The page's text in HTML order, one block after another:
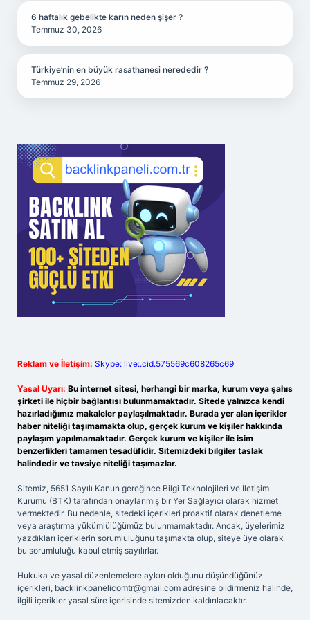
6 haftalık gebelikte karın neden şişer ?
Temmuz 30, 2026
Türkiye’nin en büyük rasathanesi nerededir ?
Temmuz 29, 2026
Reklam ve İletişim: Skype: live:.cid.575569c608265c69
Yasal Uyarı: Bu internet sitesi, herhangi bir marka, kurum veya şahıs
şirketi ile hiçbir bağlantısı bulunmamaktadır. Sitede yalnızca kendi
hazırladığımız makaleler paylaşılmaktadır. Burada yer alan içerikler
haber niteliği taşımamakta olup, gerçek kurum ve kişiler hakkında
paylaşım yapılmamaktadır. Gerçek kurum ve kişiler ile isim
benzerlikleri tamamen tesadüfidir. Sitemizdeki bilgiler taslak
halindedir ve tavsiye niteliği taşımazlar.
Sitemiz, 5651 Sayılı Kanun gereğince Bilgi Teknolojileri ve İletişim
Kurumu (BTK) tarafından onaylanmış bir Yer Sağlayıcı olarak hizmet
vermektedir. Bu nedenle, sitedeki içerikleri proaktif olarak denetleme
veya araştırma yükümlülüğümüz bulunmamaktadır. Ancak, üyelerimiz
yazdıkları içeriklerin sorumluluğunu taşımakta olup, siteye üye olarak
bu sorumluluğu kabul etmiş sayılırlar.
Hukuka ve yasal düzenlemelere aykırı olduğunu düşündüğünüz
içerikleri, backlinkpanelicomtr@gmail.com adresine bildirmeniz halinde,
ilgili içerikler yasal süre içerisinde sitemizden kaldırılacaktır.